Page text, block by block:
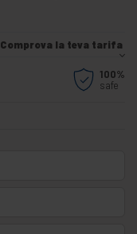
Comprova la teva tarifa
100%
safe